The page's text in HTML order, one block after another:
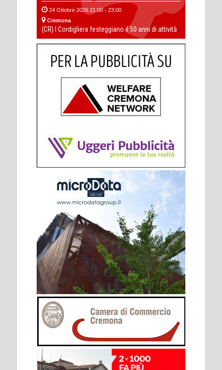
24 Ottobre 2026 21:00 - 23:00
Cremona
(CR) I Cordigliera festeggiano il 50 anni di attività